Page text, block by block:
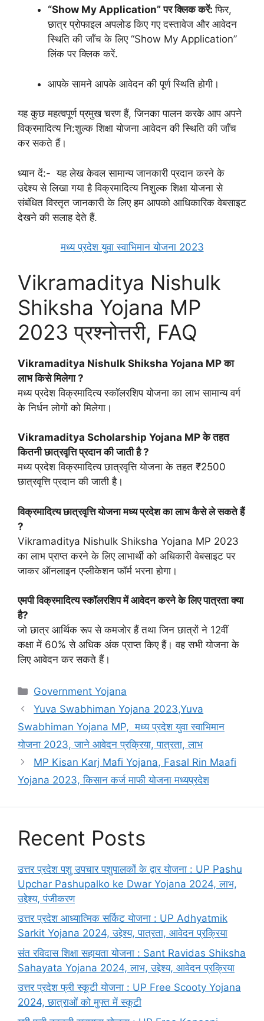
“Show My Application” पर क्लिक करें:फिर,
छात्र प्रोफाइल अपलोड किए गए दस्तावेज और आवेदन
स्थिति की जाँच के लिए “Show My Application”
लिंक पर क्लिक करें.
आपके सामने आपके आवेदन की पूर्ण स्थिति होगी।
यह कुछ महत्वपूर्ण प्रमुख चरण हैं, जिनका पालन करके आप अपने
विक्रमादित्य नि:शुल्क शिक्षा योजना आवेदन की स्थिति की जाँच
कर सकते हैं।
ध्यान दें:- यह लेख केवल सामान्य जानकारी प्रदान करने के
उद्देश्य से लिखा गया है विक्रमादित्य निशुल्क शिक्षा योजना से
संबंधित विस्तृत जानकारी के लिए हम आपको आधिकारिक वेबसाइट
देखने की सलाह देते हैं.
मध्य प्रदेश युवा स्वाभिमान योजना 2023
Vikramaditya Nishulk
Shiksha Yojana MP
2023 प्रश्नोत्तरी, FAQ
Vikramaditya Nishulk Shiksha Yojana MP का
लाभ किसे मिलेगा ?
मध्य प्रदेश विक्रमादित्य स्कॉलरशिप योजना का लाभ सामान्य वर्ग
के निर्धन लोगों को मिलेगा।
Vikramaditya Scholarship Yojana MP के तहत
कितनी छात्रवृत्ति प्रदान की जाती है ?
मध्य प्रदेश विक्रमादित्य छात्रवृत्ति योजना के तहत ₹2500
छात्रवृत्ति प्रदान की जाती है।
विक्रमादित्य छात्रवृत्ति योजना मध्य प्रदेश का लाभ कैसे ले सकते हैं
?
Vikramaditya Nishulk Shiksha Yojana MP 2023
का लाभ प्राप्त करने के लिए लाभार्थी को अधिकारी वेबसाइट पर
जाकर ऑनलाइन एप्लीकेशन फॉर्म भरना होगा।
एमपी विक्रमादित्य स्कॉलरशिप में आवेदन करने के लिए पात्रता क्या
है?
जो छात्र आर्थिक रूप से कमजोर हैं तथा जिन छात्रों ने 12वीं
कक्षा में 60% से अधिक अंक प्राप्त किए हैं। वह सभी योजना के
लिए आवेदन कर सकते हैं।
Categories
Government Yojana
Yuva Swabhiman Yojana 2023,Yuva
Swabhiman Yojana MP, मध्य प्रदेश युवा स्वाभिमान
योजना 2023, जाने आवेदन प्रक्रिया, पात्रता, लाभ
MP Kisan Karj Mafi Yojana, Fasal Rin Maafi
Yojana 2023, किसान कर्ज माफी योजना मध्यप्रदेश
Recent Posts
उत्तर प्रदेश पशु उपचार पशुपालकों के द्वार योजना : UP Pashu
Upchar Pashupalko ke Dwar Yojana 2024, लाभ,
उद्देश्य, पंजीकरण
उत्तर प्रदेश आध्यात्मिक सर्किट योजना : UP Adhyatmik
Sarkit Yojana 2024, उद्देश्य, पात्रता, आवेदन प्रक्रिया
संत रविदास शिक्षा सहायता योजना : Sant Ravidas Shiksha
Sahayata Yojana 2024, लाभ, उद्देश्य, आवेदन प्रक्रिया
उत्तर प्रदेश फ्री स्कूटी योजना : UP Free Scooty Yojana
2024, छात्राओं को मुफ्त में स्कूटी